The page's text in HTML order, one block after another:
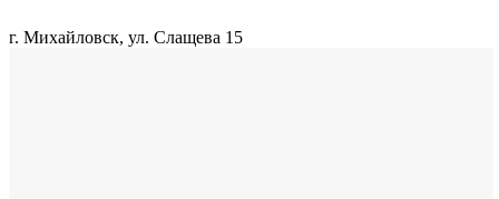
г. Михайловск, ул. Слащева 15